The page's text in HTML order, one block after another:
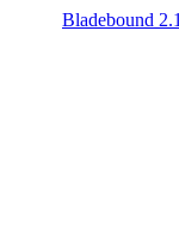
Bladebound